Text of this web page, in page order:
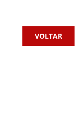
VOLTAR